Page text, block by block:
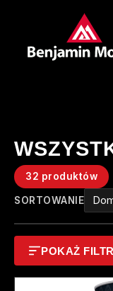
32 produktów
SORTOWANIE
POKAŻ